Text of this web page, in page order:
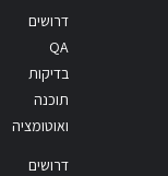
דרושים
QA
בדיקות
תוכנה
ואוטומציה
דרושים